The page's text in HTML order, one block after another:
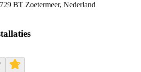
BT Zoetermeer, Nederland